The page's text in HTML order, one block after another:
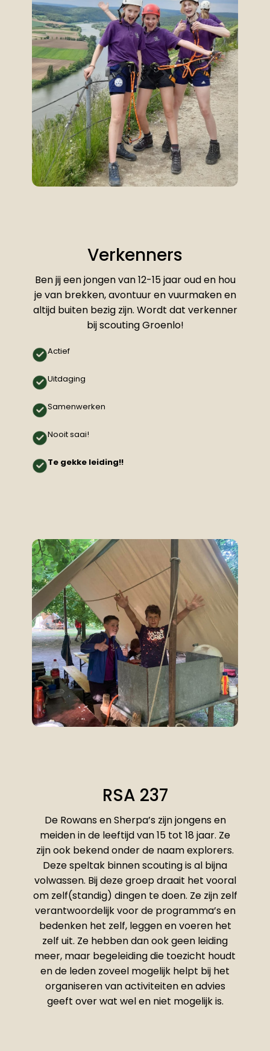
Verkenners
Ben jij een jongen van 12-15 jaar oud en hou
je van brekken, avontuur en vuurmaken en
altijd buiten bezig zijn. Wordt dat verkenner
bij scouting Groenlo!
Actief
Uitdaging
Samenwerken
Nooit saai!
Te gekke leiding!!
RSA 237
De Rowans en Sherpa’s zijn jongens en
meiden in de leeftijd van 15 tot 18 jaar. Ze
zijn ook bekend onder de naam explorers.
Deze speltak binnen scouting is al bijna
volwassen. Bij deze groep draait het vooral
om zelf(standig) dingen te doen. Ze zijn zelf
verantwoordelijk voor de programma’s en
bedenken het zelf, leggen en voeren het
zelf uit. Ze hebben dan ook geen leiding
meer, maar begeleiding die toezicht houdt
en de leden zoveel mogelijk helpt bij het
organiseren van activiteiten en advies
geeft over wat wel en niet mogelijk is.